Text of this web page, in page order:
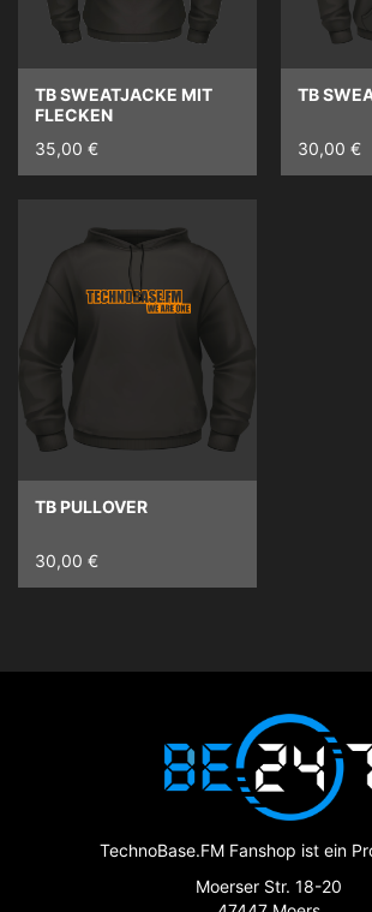
TB SWEATJACKE MIT
FLECKEN
35,00 €
TB
30,00 €
TB PULLOVER
30,00 €
TechnoBase.FM Fanshop ist ein
Moerser Str. 18-20